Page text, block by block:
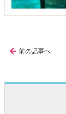
前の記事へ